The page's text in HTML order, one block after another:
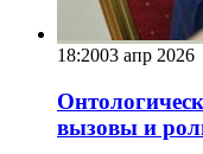
18:2003 апр 2026
вызовы и